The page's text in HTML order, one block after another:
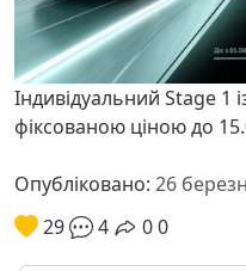
Індивідуальний Stage 1
фіксованою ціною до
Опубліковано: 26
29
4 00